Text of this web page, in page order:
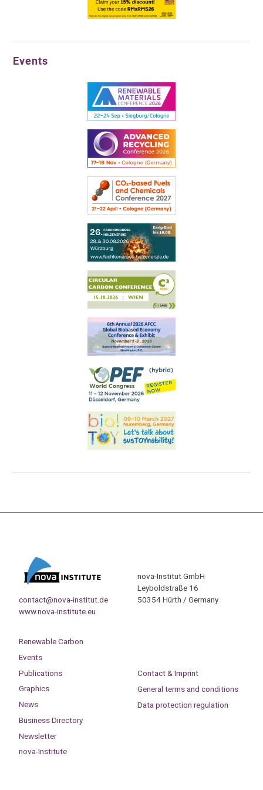
Events
contact@nova-institut.de
www.nova-institute.eu
nova-Institut GmbH
Leyboldstraße 16
50354 Hürth / Germany
Renewable Carbon
Events
Publications
Graphics
News
Business Directory
Newsletter
nova-Institute
Contact & Imprint
General terms and conditions
Data protection regulation